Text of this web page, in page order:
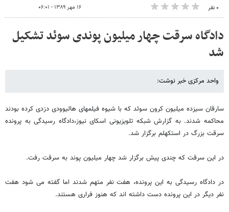
۰ نفر ۱۶ مهر ۱۳۸۹ - ۰۶:۰۱
دادگاه سرقت چهار میلیون پوندی سوئد تشکیل
شد
واحد مرکزی خبر نوشت:
سارقان سیزده میلیون کرون سوئد که با شیوه فیلمهای هالیوودی دزدی کرده بودند
محاکمه شدند. به گزارش شبکه تلویزیونی اسکای نیوز،دادگاه رسیدگی به پرونده
سرقت بزرگ در استکهلم برگزار شد.
در این سرقت که چندی پیش برگزار شد چهار میلیون پوند به سرقت رفت.
در دادگاه رسیدگی به این پرونده، هفت نفر متهم شدند اما گفته می شود هفت
نفر دیگر در این پرونده دست داشته اند که هنوز فراری هستند.